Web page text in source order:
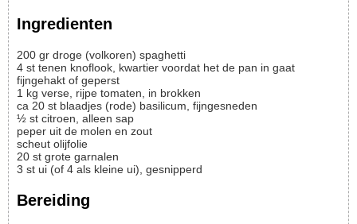
Ingredienten
200 gr droge (volkoren) spaghetti
4 st tenen knoflook, kwartier voordat het de pan in gaat
fijngehakt of geperst
1 kg verse, rijpe tomaten, in brokken
ca 20 st blaadjes (rode) basilicum, fijngesneden
½ st citroen, alleen sap
peper uit de molen en zout
scheut olijfolie
20 st grote garnalen
3 st ui (of 4 als kleine ui), gesnipperd
Bereiding